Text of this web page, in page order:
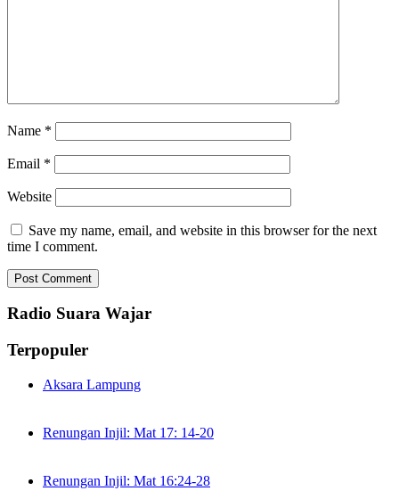
Name *
Email *
Website
Save my name, email, and website in this browser for the next
time I comment.
Radio Suara Wajar
Terpopuler
Aksara Lampung
Renungan Injil: Mat 17: 14-20
Renungan Injil: Mat 16:24-28